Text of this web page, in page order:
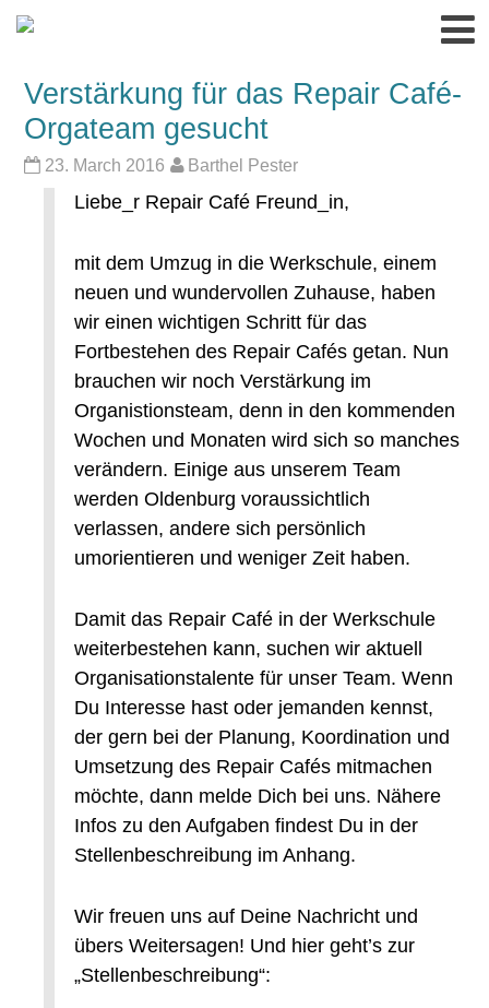
Verstärkung für das Repair Café-
Orgateam gesucht
23. March 2016 Barthel Pester
Liebe_r Repair Café Freund_in,
mit dem Umzug in die Werkschule, einem
neuen und wundervollen Zuhause, haben
wir einen wichtigen Schritt für das
Fortbestehen des Repair Cafés getan. Nun
brauchen wir noch Verstärkung im
Organistionsteam, denn in den kommenden
Wochen und Monaten wird sich so manches
verändern. Einige aus unserem Team
werden Oldenburg voraussichtlich
verlassen, andere sich persönlich
umorientieren und weniger Zeit haben.
Damit das Repair Café in der Werkschule
weiterbestehen kann, suchen wir aktuell
Organisationstalente für unser Team. Wenn
Du Interesse hast oder jemanden kennst,
der gern bei der Planung, Koordination und
Umsetzung des Repair Cafés mitmachen
möchte, dann melde Dich bei uns. Nähere
Infos zu den Aufgaben findest Du in der
Stellenbeschreibung im Anhang.
Wir freuen uns auf Deine Nachricht und
übers Weitersagen! Und hier geht’s zur
„Stellenbeschreibung“: